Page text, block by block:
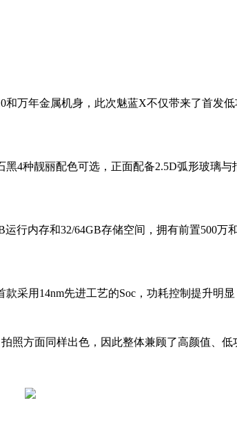
年金属机身，此次魅蓝X不仅带来了首发低
种靓丽配色可选，正面配备2.5D弧形玻璃与
内存和32/64GB存储空间，拥有前置500万
用14nm先进工艺的Soc，功耗控制提升明显
方面同样出色，因此整体兼顾了高颜值、低